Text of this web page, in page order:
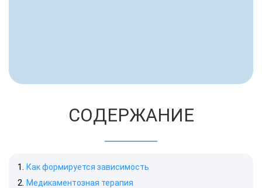
СОДЕРЖАНИЕ
Как формируется зависимость
Медикаментозная терапия